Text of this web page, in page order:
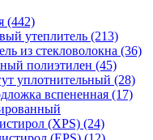
(442)
утеплитель (213)
из стекловолокна (36)
полиэтилен (45)
уплотнительный (28)
вспененная (17)
(XPS) (24)